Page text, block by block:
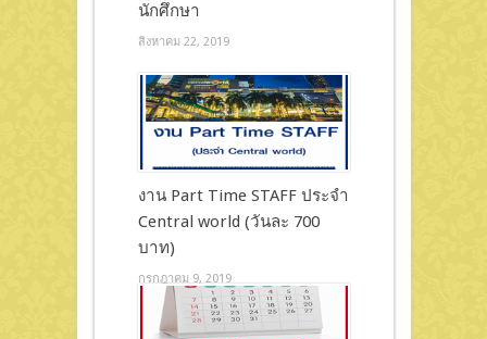
นักศึกษา
สิงหาคม 22, 2019
งาน Part Time STAFF ประจำ
Central world (วันละ 700
บาท)
กรกฎาคม 9, 2019